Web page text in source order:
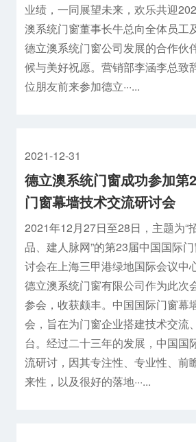
业绩，一同展望未来，欢乐共迎
澳系统门窗董事长牛总向全体员工
德立澳系统门窗公司发展的合作伙
候与美好祝愿。营销部李涵李总致
位朋友前来参加德立···...
2021-12-31
德立澳系统门窗成功参加第
门窗幕墙技术交流研讨会
2021年12月27日至28日，主题为“
品、建人脉网”的第23届中国国际
讨会在上海三甲港绿地国际会议中
德立澳系统门窗有限公司作为此次
参会，收获颇丰。中国国际门窗幕
会，旨在为门窗企业搭建技术交流
台。经过二十三年的发展，中国国
流研讨，因其专注性、专业性、前
来性，以及很好的落地···...